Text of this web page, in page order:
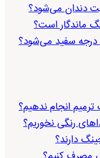
دندان می‌شود؟
ماندگار است؟
درجه سفید می‌شود؟
انجام ندهیم؟
رنگی نخوریم؟
دارند؟